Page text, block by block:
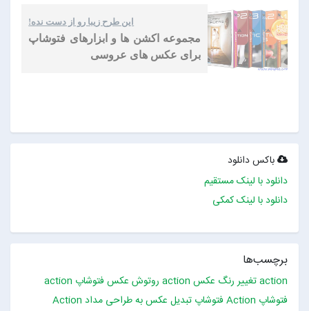
این طرح زیبا رو از دست نده!
مجموعه اکشن ها و ابزارهای فتوشاپ
برای عکس های عروسی
باکس دانلود
دانلود با لینک مستقیم
دانلود با لینک کمکی
برچسب‌ها
action تغییر رنگ عکس action روتوش عکس فتوشاپ
action
فتوشاپ Action فتوشاپ تبدیل عکس به طراحی مداد
Action